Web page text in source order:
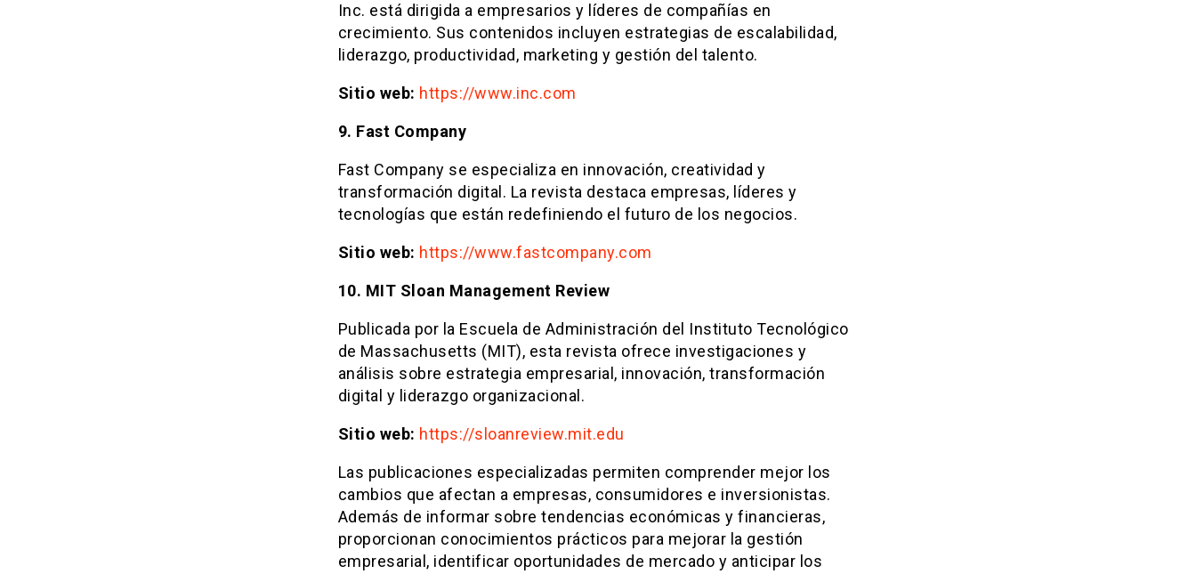
Inc. está dirigida a empresarios y líderes de compañías en
crecimiento. Sus contenidos incluyen estrategias de escalabilidad,
liderazgo, productividad, marketing y gestión del talento.
Sitio web: https://www.inc.com
9. Fast Company
Fast Company se especializa en innovación, creatividad y
transformación digital. La revista destaca empresas, líderes y
tecnologías que están redefiniendo el futuro de los negocios.
Sitio web: https://www.fastcompany.com
10. MIT Sloan Management Review
Publicada por la Escuela de Administración del Instituto Tecnológico
de Massachusetts (MIT), esta revista ofrece investigaciones y
análisis sobre estrategia empresarial, innovación, transformación
digital y liderazgo organizacional.
Sitio web: https://sloanreview.mit.edu
Las publicaciones especializadas permiten comprender mejor los
cambios que afectan a empresas, consumidores e inversionistas.
Además de informar sobre tendencias económicas y financieras,
proporcionan conocimientos prácticos para mejorar la gestión
empresarial, identificar oportunidades de mercado y anticipar los